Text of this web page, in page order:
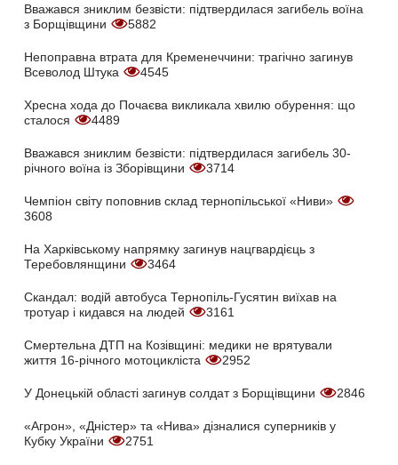
Вважався зниклим безвісти: підтвердилася загибель воїна
з Борщівщини
5882
Непоправна втрата для Кременеччини: трагічно загинув
Всеволод Штука
4545
Хресна хода до Почаєва викликала хвилю обурення: що
сталося
4489
Вважався зниклим безвісти: підтвердилася загибель 30-
річного воїна із Зборівщини
3714
Чемпіон світу поповнив склад тернопільської «Ниви»
3608
На Харківському напрямку загинув нацгвардієць з
Теребовлянщини
3464
Скандал: водій автобуса Тернопіль-Гусятин виїхав на
тротуар і кидався на людей
3161
Смертельна ДТП на Козівщині: медики не врятували
життя 16-річного мотоцикліста
2952
У Донецькій області загинув солдат з Борщівщини 2846
«Агрон», «Дністер» та «Нива» дізналися суперників у
Кубку України
2751